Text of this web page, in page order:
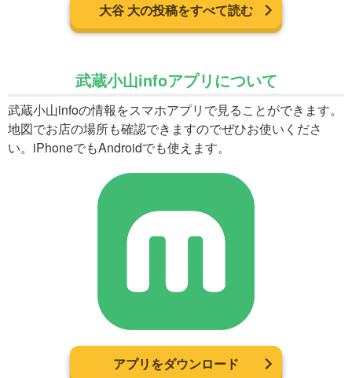
大谷 大の投稿をすべて読む
武蔵小山infoアプリについて
武蔵小山infoの情報をスマホアプリで見ることができます。
地図でお店の場所も確認できますのでぜひお使いくださ
い。iPhoneでもAndroidでも使えます。
アプリをダウンロード